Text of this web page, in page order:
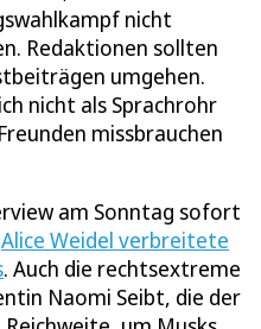
nicht
Redaktionen sollten
umgehen.
nicht als Sprachrohr
missbrauchen
am Sonntag sofort
Alice Weidel verbreitete
. Auch die rechtsextreme
Naomi Seibt, die der